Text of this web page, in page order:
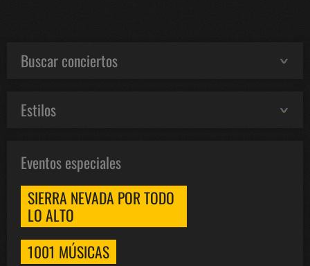
Buscar conciertos
Estilos
Eventos especiales
SIERRA NEVADA POR TODO
LO ALTO
1001 MÚSICAS